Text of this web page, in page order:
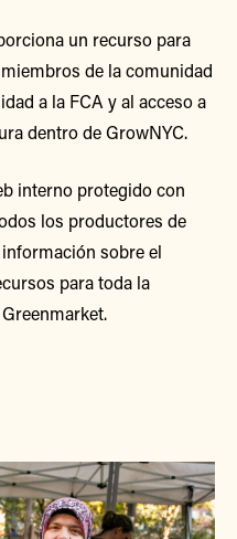
un recurso para
de la comunidad
a la FCA y al acceso a
dentro de GrowNYC.
interno protegido con
los productores de
sobre el
para toda la